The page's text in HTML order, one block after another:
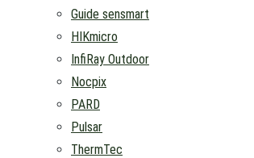
Guide sensmart
HIKmicro
InfiRay Outdoor
Nocpix
PARD
Pulsar
ThermTec